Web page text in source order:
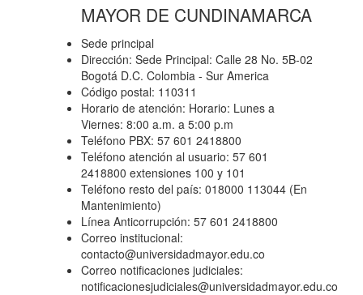
MAYOR DE CUNDINAMARCA
Sede principal
Dirección: Sede Principal: Calle 28 No. 5B-02
Bogotá D.C. Colombia - Sur America
Código postal: 110311
Horario de atención: Horario: Lunes a
Viernes: 8:00 a.m. a 5:00 p.m
Teléfono PBX: 57 601 2418800
Teléfono atención al usuario: 57 601
2418800 extensiones 100 y 101
Teléfono resto del país: 018000 113044 (En
Mantenimiento)
Línea Anticorrupción: 57 601 2418800
Correo institucional:
contacto@universidadmayor.edu.co
Correo notificaciones judiciales:
notificacionesjudiciales@universidadmayor.edu.co